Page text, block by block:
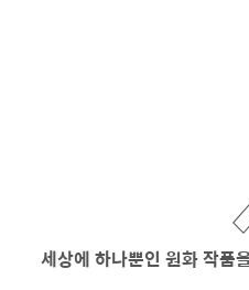
세상에 하나뿐인 원화 작품